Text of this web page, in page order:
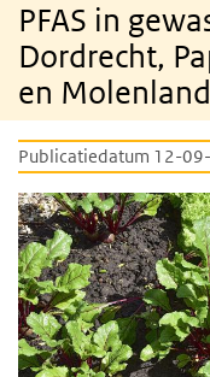
PFAS in
Dordrecht,
en
Publicatiedatum 12-